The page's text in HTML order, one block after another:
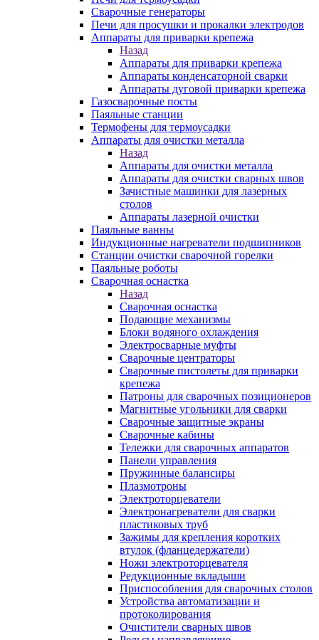
Сварочные генераторы
Печи для просушки и прокалки электродов
Аппараты для приварки крепежа
Назад
Аппараты для приварки крепежа
Аппараты конденсаторной сварки
Аппараты дуговой приварки крепежа
Газосварочные посты
Паяльные станции
Термофены для термоусадки
Аппараты для очистки металла
Назад
Аппараты для очистки металла
Аппараты для очистки сварных швов
Зачистные машинки для лазерных
столов
Аппараты лазерной очистки
Паяльные ванны
Индукционные нагреватели подшипников
Станции очистки сварочной горелки
Паяльные роботы
Сварочная оснастка
Назад
Сварочная оснастка
Подающие механизмы
Блоки водяного охлаждения
Электросварные муфты
Сварочные центраторы
Сварочные пистолеты для приварки
крепежа
Патроны для сварочных позиционеров
Магнитные угольники для сварки
Сварочные защитные экраны
Сварочные кабины
Тележки для сварочных аппаратов
Панели управления
Пружинные балансиры
Плазмотроны
Электроторцеватели
Электронагреватели для сварки
пластиковых труб
Зажимы для крепления коротких
втулок (фланцедержатели)
Ножи электроторцевателя
Редукционные вкладыши
Приспособления для сварочных столов
Устройства автоматизации и
протоколирования
Очистители сварных швов